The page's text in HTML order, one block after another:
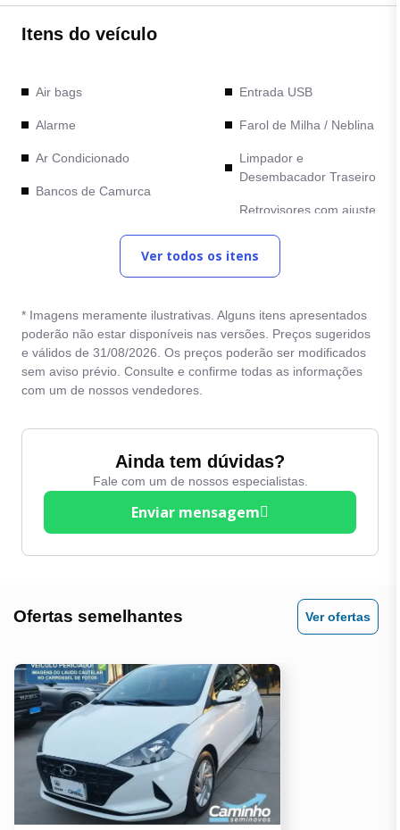
Itens do veículo
Air bags
Alarme
Ar Condicionado
Bancos de Camurca
Computador de Bordo
Entrada Auxiliar
Entrada USB
Farol de Milha / Neblina
Limpador e
Desembacador Traseiro
Retrovisores com ajuste
Trava Eletrica
Ver todos os itens
* Imagens meramente ilustrativas. Alguns itens apresentados
poderão não estar disponíveis nas versões. Preços sugeridos
e válidos de 31/08/2026. Os preços poderão ser modificados
sem aviso prévio. Consulte e confirme todas as informações
com um de nossos vendedores.
Ainda tem dúvidas?
Fale com um de nossos especialistas.
Enviar mensagem
Ofertas semelhantes Ver ofertas